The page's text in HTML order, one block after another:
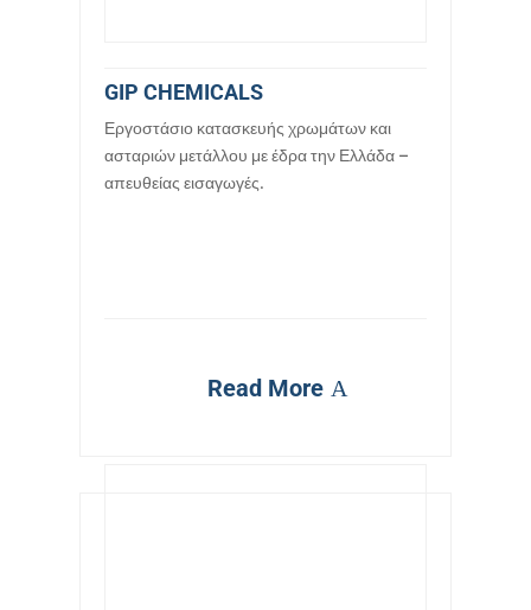
GIP CHEMICALS
Εργοστάσιο κατασκευής χρωμάτων και
ασταριών μετάλλου με έδρα την Ελλάδα –
απευθείας εισαγωγές.
Read More